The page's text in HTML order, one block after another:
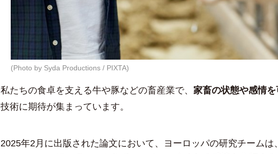
(Photo by Syda Productions / PIXTA)
私たちの食卓を支える牛や豚などの畜産業で、 家畜の状態や感情
技術に期待が集まっています。
2025年2月に出版された論文において、ヨーロッパの研究チームは